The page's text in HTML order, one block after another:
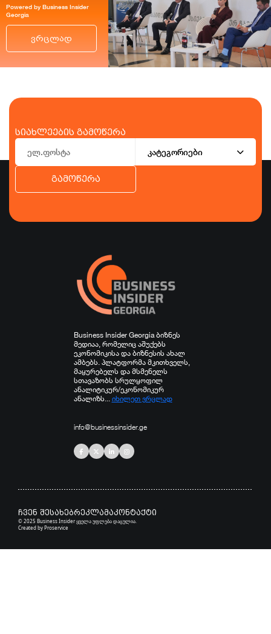
Powered by Business Insider
Georgia
ვრცლად
სიახლეების გამოწერა
კატეგორიები
გამოწერა
Business Insider Georgia ბიზნეს
მედიაა, რომელიც აშუქებს
ეკონომიკისა და ბიზნესის ახალ
ამბებს. პლატფორმა მკითხველს,
მაყურებელს და მსმენელს
სთავაზობს სრულყოფილ
ანალიტიკურ/ეკონომიკურ
ანალიზს... იხილეთ ვრცლად
info@businessinsider.ge
ჩვენ შესახებრეკლამაკონტაქტი
© 2025 Business Insider ყველა უფლება დაცულია.
Created byProservice